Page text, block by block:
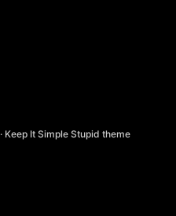
· Keep It Simple Stupid theme